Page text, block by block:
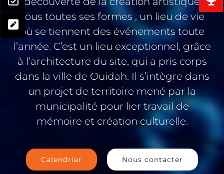
sous toutes ses formes , un lieu de vie
où se tiennent des événements toute
l’année. C’est un lieu exceptionnel, grâce
à l’architecture du site, qui a pris corps
dans la ville de Ouidah. Il s’intègre dans
un projet de territoire mené par la
municipalité pour lier travail de
mémoire et création culturelle.
Calendrier Nous contacter